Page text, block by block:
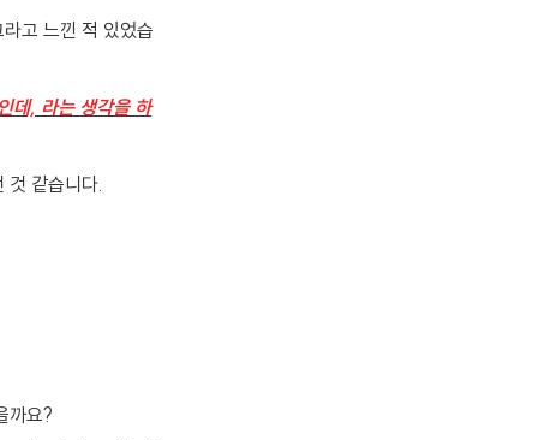
고 느낀 적 있었습
데, 라는 생각을 하
것 같습니다.
까요?